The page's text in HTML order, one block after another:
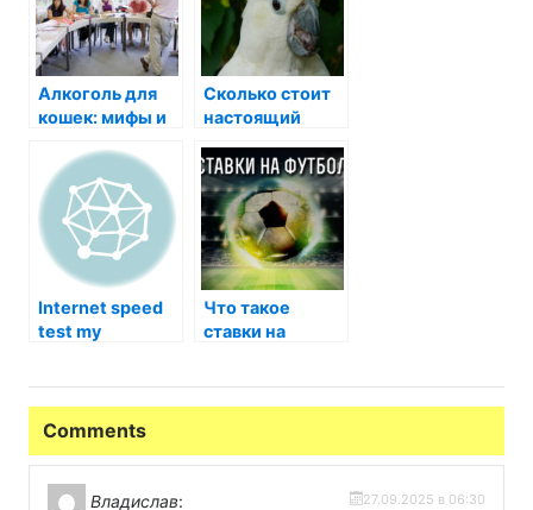
Алкоголь для
кошек: мифы и
Сколько стоит
настоящий
факты и
реальность
Internet speed
test my
Что такое
ставки на
Comments
Владислав: 27.09.2025 в 06:30